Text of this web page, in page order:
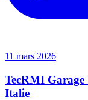
11 mars 2026
TecRMI
Italie